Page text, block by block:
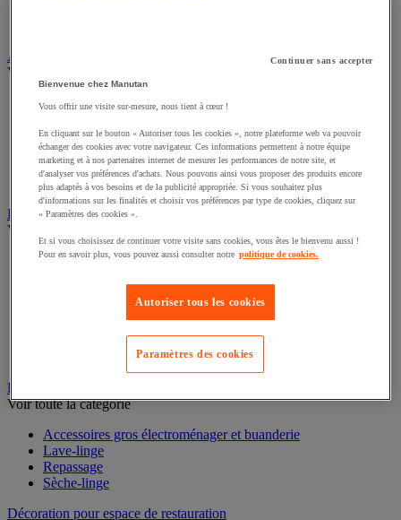
Art de la table
Voir toute la catégorie
Linge de table et de cuisine
Menu et affichage
Vaisselle jetable pour professionnels
Vaisselle professionnelle pour restauration
Vaisselle réutilisable pour professionnels
Batterie de cuisine
Voir toute la catégorie
Marmite, cocotte et faitout
Plat à usage spécifique
Buanderie
Accessoires gros électroménager et buanderie
Lave-linge
Repassage
Continuer sans accepter
Bienvenue chez Manutan
Vous offrir une visite sur-mesure, nous tient à cœur !
En cliquant sur le bouton « Autoriser tous les cookies », notre plateforme web va pouvoir
échanger des cookies avec votre navigateur. Ces informations permettent à notre équipe
marketing et à nos partenaires internet de mesurer les performances de notre site, et
d'analyser vos préférences d'achats. Nous pouvons ainsi vous proposer des produits encore
plus adaptés à vos besoins et de la publicité appropriée. Si vous souhaitez plus
d'informations sur les finalités et choisir vos préférences par type de cookies, cliquez sur
« Paramètres des cookies ».
Et si vous choisissez de continuer votre visite sans cookies, vous êtes le bienvenu aussi !
Pour en savoir plus, vous pouvez aussi consulter notre politique de cookies.
Autoriser tous les cookies
Paramètres des cookies